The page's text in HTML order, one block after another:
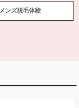
メンズ脱毛体験